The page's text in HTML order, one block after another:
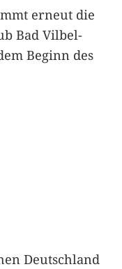
erneut die
Bad Vilbel-
Beginn des
Deutschland